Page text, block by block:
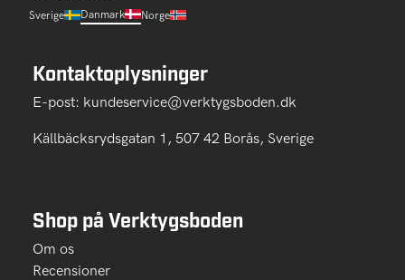
Sverige Danmark Norge
Kontaktoplysninger
E-post: kundeservice@verktygsboden.dk
Källbäcksrydsgatan 1, 507 42 Borås, Sverige
Shop på Verktygsboden
Om os
Recensioner